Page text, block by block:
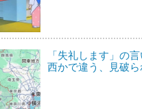
「失礼します」の
西かで違う、見破ら